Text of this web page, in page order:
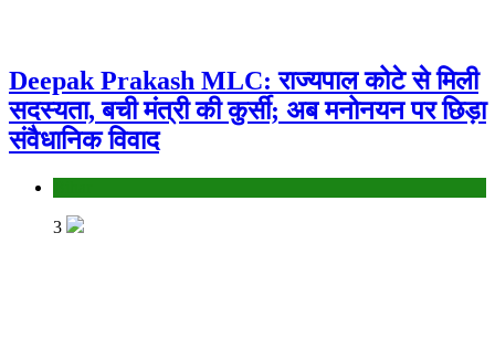
Deepak Prakash MLC: राज्यपाल कोटे से मिली
सदस्यता, बची मंत्री की कुर्सी; अब मनोनयन पर छिड़ा
संवैधानिक विवाद
3